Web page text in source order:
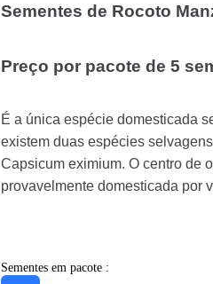
Sementes de Rocoto
Preço por pacote de 5
É a única espécie domesticada
existem duas espécies
Capsicum eximium. O centro de
provavelmente domesticada por
Sementes em pacote :